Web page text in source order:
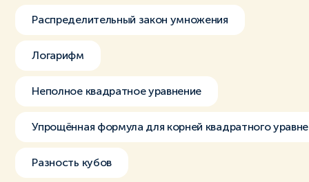
Распределительный закон умножения
Логарифм
Неполное квадратное уравнение
Упрощённая формула для корней квадратного
Разность кубов